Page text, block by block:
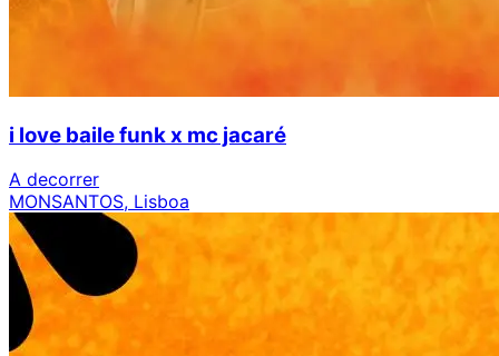
i love baile funk x mc jacaré
A decorrer
MONSANTOS, Lisboa